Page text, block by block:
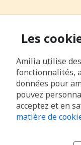
Les
Amilia utilise
fonctionnalités,
données pour
pouvez
acceptez et en
matière de